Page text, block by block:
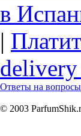
в
|
delivery
Ответы на
© 2003